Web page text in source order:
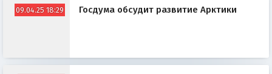
09.04.25 18:29 Госдума обсудит развитие Арктики